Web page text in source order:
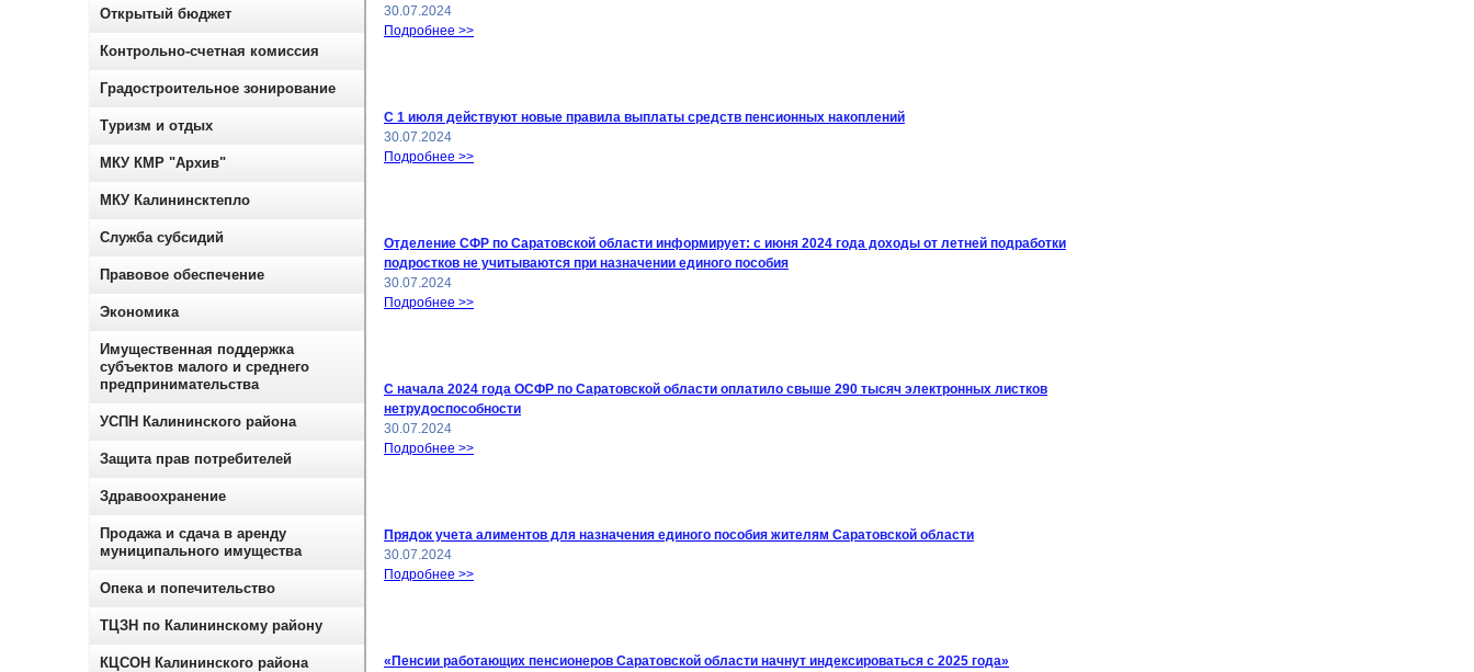
30.07.2024
Подробнее >>
С 1 июля действуют новые правила выплаты средств пенсионных накоплений
30.07.2024
Подробнее >>
Отделение СФР по Саратовской области информирует: с июня 2024 года доходы от летней подработки
подростков не учитываются при назначении единого пособия
30.07.2024
Подробнее >>
С начала 2024 года ОСФР по Саратовской области оплатило свыше 290 тысяч электронных листков
нетрудоспособности
30.07.2024
Подробнее >>
Прядок учета алиментов для назначения единого пособия жителям Саратовской области
30.07.2024
Подробнее >>
«Пенсии работающих пенсионеров Саратовской области начнут индексироваться с 2025 года»
Открытый бюджет
Контрольно-счетная комиссия
Градостроительное зонирование
Туризм и отдых
МКУ КМР "Архив"
МКУ Калининсктепло
Служба субсидий
Правовое обеспечение
Экономика
Имущественная поддержка
субъектов малого и среднего
предпринимательства
УСПН Калининского района
Защита прав потребителей
Здравоохранение
Продажа и сдача в аренду
муниципального имущества
Опека и попечительство
ТЦЗН по Калининскому району
КЦСОН Калининского района